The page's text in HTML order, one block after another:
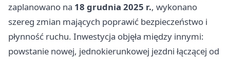
zaplanowano na 18 grudnia 2025 r., wykonano
szereg zmian mających poprawić bezpieczeństwo i
płynność ruchu. Inwestycja objęła między innymi:
powstanie nowej, jednokierunkowej jezdni łączącej od